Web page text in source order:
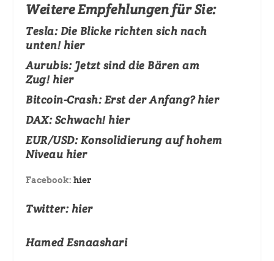
Weitere Empfehlungen für Sie:
Tesla:Die Blicke richten sich nach
unten!hier
Aurubis:Jetzt sind die Bären am
Zug!hier
Bitcoin-Crash:Erst der Anfang?hier
DAX:Schwach!hier
EUR/USD:Konsolidierung auf hohem
Niveau hier
Facebook: hier
Twitter:hier
Hamed Esnaashari